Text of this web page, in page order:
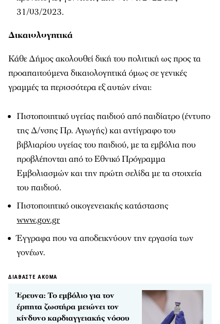
31/03/2023.
Δικαιολογητικά
Κάθε Δήμος ακολουθεί δική του πολιτική ως προς τα
προαπαιτούμενα δικαιολογητικά όμως σε γενικές
γραμμές τα περισσότερα εξ αυτών είναι:
Πιστοποιητικό υγείας παιδιού από παιδίατρο (έντυπο
της Δ/νσης Πρ. Αγωγής) και αντίγραφο του
βιβλιαρίου υγείας του παιδιού, με τα εμβόλια που
προβλέπονται από το Εθνικό Πρόγραμμα
Εμβολιασμών και την πρώτη σελίδα με τα στοιχεία
του παιδιού.
Πιστοποιητικό οικογενειακής κατάστασης
www.gov.gr
Έγγραφα που να αποδεικνύουν την εργασία των
γονέων.
ΔΙΑΒΑΣΤΕ ΑΚΟΜΑ
Έρευνα: Το εμβόλιο για τον
έρπητα ζωστήρα μειώνει τον
κίνδυνο καρδιαγγειακής νόσου